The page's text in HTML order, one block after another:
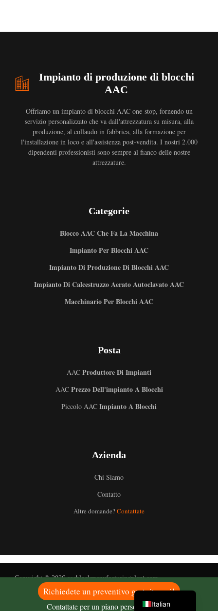
Impianto di produzione di blocchi
AAC
Offriamo un impianto di blocchi AAC one-stop, fornendo un
servizio personalizzato che va dall'attrezzatura su misura, alla
produzione, al collaudo in fabbrica, alla formazione per
l'installazione in loco e all'assistenza post-vendita. I nostri 2.000
dipendenti professionisti sono sempre al fianco delle nostre
attrezzature.
Categorie
Blocco AAC Che Fa La Macchina
Impianto Per Blocchi AAC
Impianto Di Produzione Di Blocchi AAC
Impianto Di Calcestruzzo Aerato Autoclavato AAC
Macchinario Per Blocchi AAC
Posta
AAC Produttore Di Impianti
AACPrezzo Dell'impianto A Blocchi
Piccolo AAC Impianto A Blocchi
Azienda
Chi Siamo
Contatto
Altre domande?Contattate
Copyright © 2026 aacblockmanufacturingplant.com
Richiedete un preventivo gratuito qui!
Contattate per un piano personalizzato!
Italian
English
French